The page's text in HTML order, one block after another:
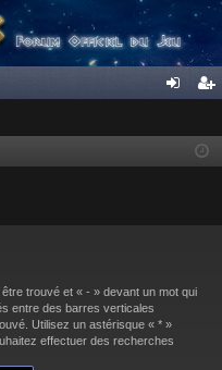
cri
trouvé et « - » devant un mot qui
entre des barres verticales
Utilisez un astérisque « * »
effectuer des recherches